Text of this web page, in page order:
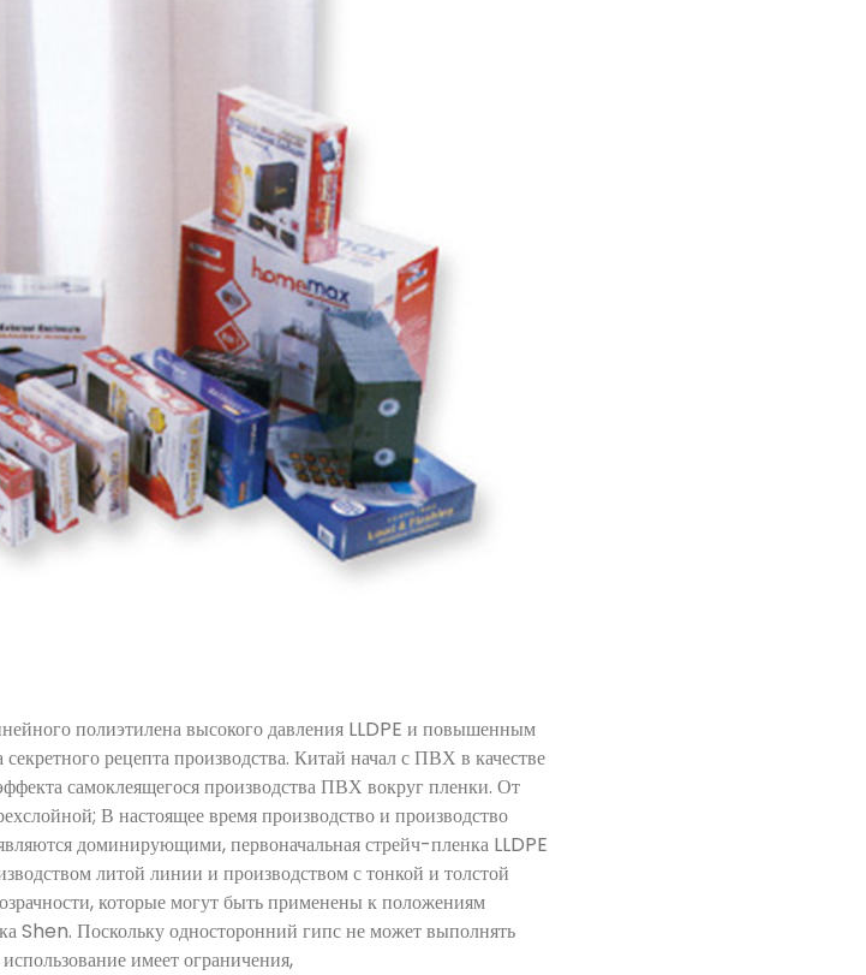
полиэтилена высокого давления LLDPE и повышенным
рецепта производства. Китай начал с ПВХ в качестве
самоклеящегося производства ПВХ вокруг пленки. От
В настоящее время производство и производство
доминирующими, первоначальная стрейч-пленка LLDPE
литой линии и производством с тонкой и толстой
которые могут быть применены к положениям
Shen. Поскольку односторонний гипс не может выполнять
имеет ограничения,